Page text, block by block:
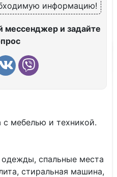
информацию!
мессенджер и задайте
с мебелью и техникой.
спальные места
стиральная машина,